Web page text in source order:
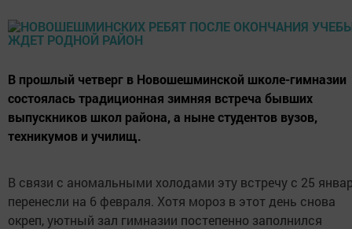
В прошлый четверг в Новошешминской школе-гимназии
состоялась традиционная зимняя встреча бывших
выпускников школ района, а ныне студентов вузов,
техникумов и училищ.
В связи с аномальными холодами эту встречу с 25
перенесли на 6 февраля. Хотя мороз в этот день снова
окреп, уютный зал гимназии постепенно заполнился